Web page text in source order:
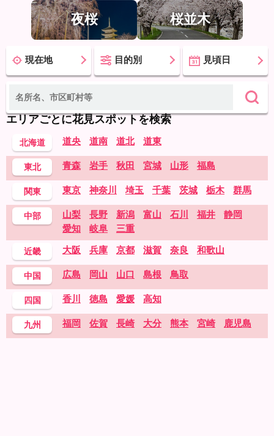
夜桜 桜並木
現在地 目的別 見頃日
エリアごとに花見スポットを検索
北海道 道央 道南 道北 道東
東北 青森 岩手 秋田 宮城 山形 福島
関東 東京 神奈川 埼玉 千葉 茨城 栃木 群馬
中部 山梨 長野 新潟 富山 石川 福井
静岡
愛知
岐阜 三重
近畿 大阪 兵庫 京都 滋賀 奈良 和歌山
中国 広島 岡山 山口 島根 鳥取
四国 香川 徳島 愛媛 高知
九州 福岡 佐賀 長崎 大分 熊本 宮崎 鹿児島